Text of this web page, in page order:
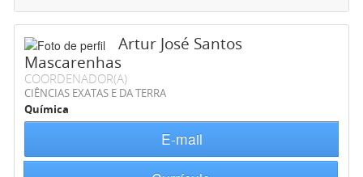
Artur José Santos
Mascarenhas
COORDENADOR(A)
CIÊNCIAS EXATAS E DA TERRA
Química
E-mail